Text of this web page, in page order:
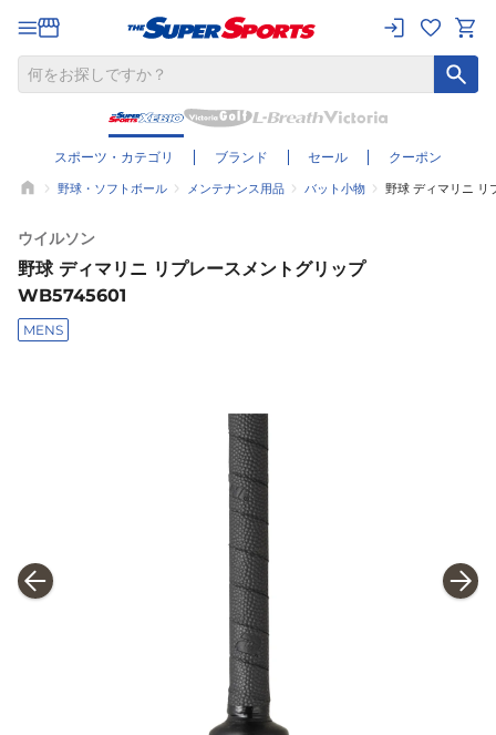
スポーツ・カテゴリ ブランド セール クーポン
野球・ソフトボール メンテナンス用品 バット小物 野球 ディマリニ リ
ウイルソン
野球 ディマリニ リプレースメントグリップ
WB5745601
MENS